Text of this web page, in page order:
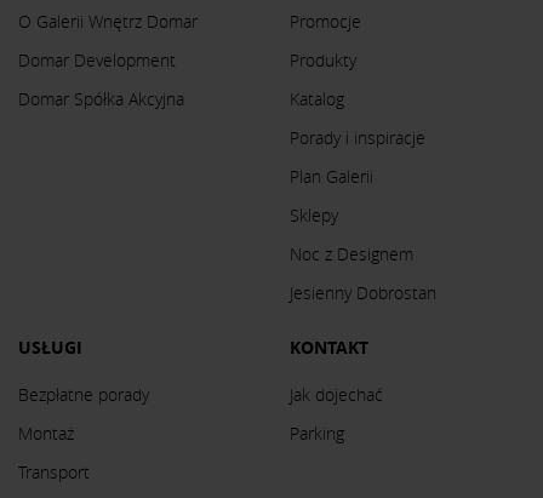
O Galerii Wnętrz Domar
Domar Development
Domar Spółka Akcyjna
Promocje
Produkty
Katalog
Porady i inspiracje
Plan Galerii
Sklepy
Noc z Designem
Jesienny Dobrostan
USŁUGI
Bezpłatne porady
Montaż
Transport
KONTAKT
Jak dojechać
Parking